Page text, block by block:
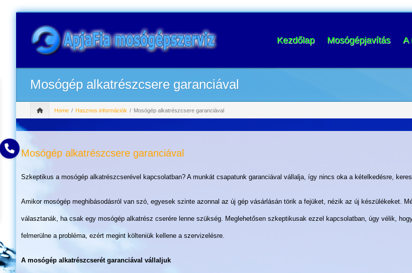
Kezdőlap Mosógépjavítás A
Mosógép alkatrészcsere garanciával
Home Hasznos információk Mosógép alkatrészcsere garanciával
Mosógép alkatrészcsere garanciával
Szkeptikus a mosógép alkatrészcserével kapcsolatban? A munkát csapatunk garanciával vállalja, így nincs oka a kételkedésre,
Amikor mosógép meghibásodásról van szó, egyesek szinte azonnal az új gép vásárlásán törik a fejüket, nézik az új készülékeket.
választanák, ha csak egy mosógép alkatrész cserére lenne szükség. Meglehetősen szkeptikusak ezzel kapcsolatban, úgy vélik,
felmerülne a probléma, ezért megint költeniük kellene a szervizelésre.
A mosógép alkatrészcserét garanciával vállaljuk